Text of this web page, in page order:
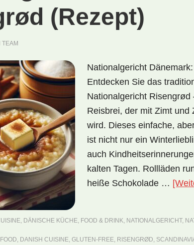
(Rezept)
TEAM
Nationalgericht
Entdecken Sie das
Nationalgericht Risengrød
Reisbrei, der mit Zimt und
wird. Dieses einfache,
ist nicht nur ein
auch
kalten Tagen. Rollläden
heiße Schokolade …
, DÄNISCHE KÜCHE, FOOD & DRINK, NATIONALGERICHT,
, DANISH CUISINE, GLUTEN-FREE, RISENGRØD,